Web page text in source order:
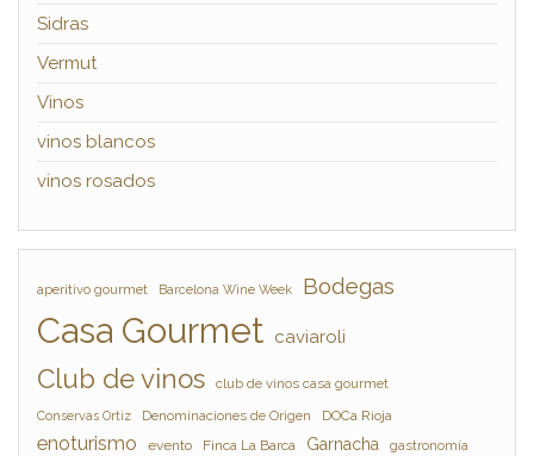
Sidras
Vermut
Vinos
vinos blancos
vinos rosados
aperitivo gourmet Barcelona Wine Week Bodegas
Casa Gourmet caviaroli
Club de vinos club de vinos casa gourmet
Conservas Ortiz Denominaciones de Origen DOCa Rioja
enoturismo evento Finca La Barca Garnacha gastronomía